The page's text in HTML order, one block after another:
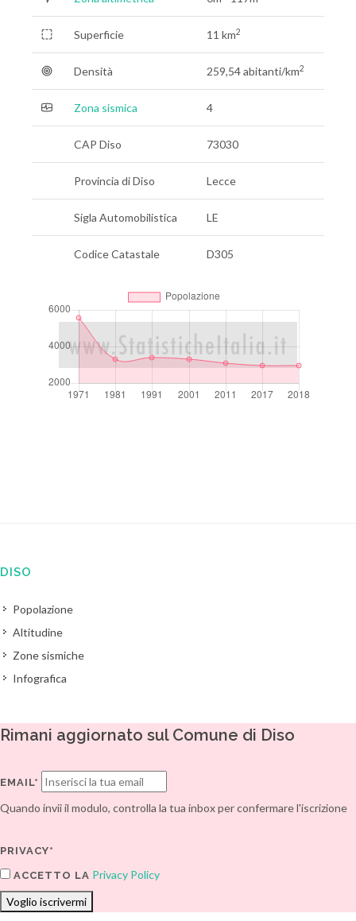
Superficie 11 km2
Densità 259,54 abitanti/km2
Zona sismica 4
CAP Diso 73030
Provincia di Diso Lecce
Sigla Automobilistica LE
Codice Catastale D305
DISO
Popolazione
Altitudine
Zone sismiche
Infografica
Rimani aggiornato sul Comune di Diso
EMAIL*
Quando invii il modulo, controlla la tua inbox per confermare l'iscrizione
PRIVACY*
ACCETTO LA Privacy Policy
Voglio iscrivermi